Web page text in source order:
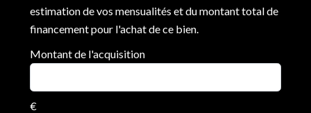
estimation de vos mensualités et du montant total de
financement pour l'achat de ce bien.
Montant de l'acquisition
€